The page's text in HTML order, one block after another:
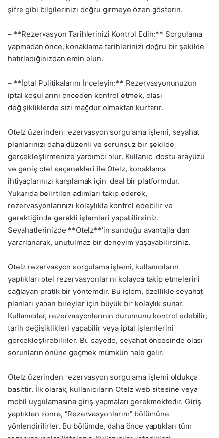
şifre gibi bilgilerinizi doğru girmeye özen gösterin.
– **Rezervasyon Tarihlerinizi Kontrol Edin:** Sorgulama
yapmadan önce, konaklama tarihlerinizi doğru bir şekilde
hatırladığınızdan emin olun.
– **İptal Politikalarını İnceleyin:** Rezervasyonunuzun
iptal koşullarını önceden kontrol etmek, olası
değişikliklerde sizi mağdur olmaktan kurtarır.
Otelz üzerinden rezervasyon sorgulama işlemi, seyahat
planlarınızı daha düzenli ve sorunsuz bir şekilde
gerçekleştirmenize yardımcı olur. Kullanıcı dostu arayüzü
ve geniş otel seçenekleri ile Otelz, konaklama
ihtiyaçlarınızı karşılamak için ideal bir platformdur.
Yukarıda belirtilen adımları takip ederek,
rezervasyonlarınızı kolaylıkla kontrol edebilir ve
gerektiğinde gerekli işlemleri yapabilirsiniz.
Seyahatlerinizde **Otelz**’in sunduğu avantajlardan
yararlanarak, unutulmaz bir deneyim yaşayabilirsiniz.
Otelz rezervasyon sorgulama işlemi, kullanıcıların
yaptıkları otel rezervasyonlarını kolayca takip etmelerini
sağlayan pratik bir yöntemdir. Bu işlem, özellikle seyahat
planları yapan bireyler için büyük bir kolaylık sunar.
Kullanıcılar, rezervasyonlarının durumunu kontrol edebilir,
tarih değişiklikleri yapabilir veya iptal işlemlerini
gerçekleştirebilirler. Bu sayede, seyahat öncesinde olası
sorunların önüne geçmek mümkün hale gelir.
Otelz üzerinden rezervasyon sorgulama işlemi oldukça
basittir. İlk olarak, kullanıcıların Otelz web sitesine veya
mobil uygulamasına giriş yapmaları gerekmektedir. Giriş
yaptıktan sonra, “Rezervasyonlarım” bölümüne
yönlendirilirler. Bu bölümde, daha önce yaptıkları tüm